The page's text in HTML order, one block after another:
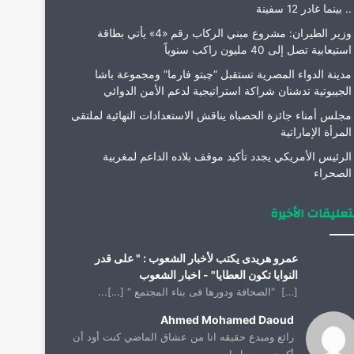
.. بينما غادر 12 سفينة
وزير الطيران: مشروع مبني الركاب رقم «4» يأتي بطاقة
استيعابية تصل إلى 40 مليون راكب سنوياً
مدينة الدواء المصرية تستقبل “چبتو فارما” ومجموعة باشا
الجيبوتية تدشنان شراكة استراتيجية لدعم الأمن الدوائي
مجلس أمناء جائزة الحصباة يناقش الاستعدادات النهائية لملتقى
المرأة الإماراتية
الرئيس الأمريكي يجدد تأكيد موقف بلاده الداعم لمغربية
الصحراء
الأخيرة
عمرو هريدى يكتب لأخبار الشعوب : " على قدر
النوايا تكون العطايا" - اخبار الشعوب
[…] “الصحافة ودورها فى بناء المجتمع “ […]...
Ahmed Mohamed Daoud
رائع ومبدع حقيقه انا من عشاق الماضي كنت أود أن